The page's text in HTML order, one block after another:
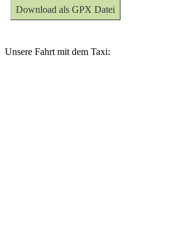
Download als GPX Datei
Unsere Fahrt mit dem Taxi: